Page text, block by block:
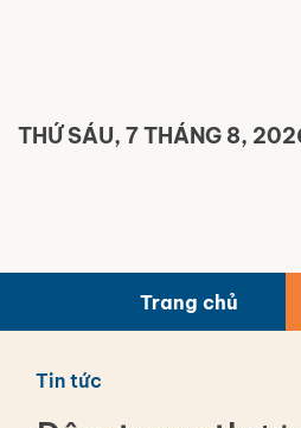
THỨ SÁU, 7 THÁNG 8,
Trang chủ
Tin tức